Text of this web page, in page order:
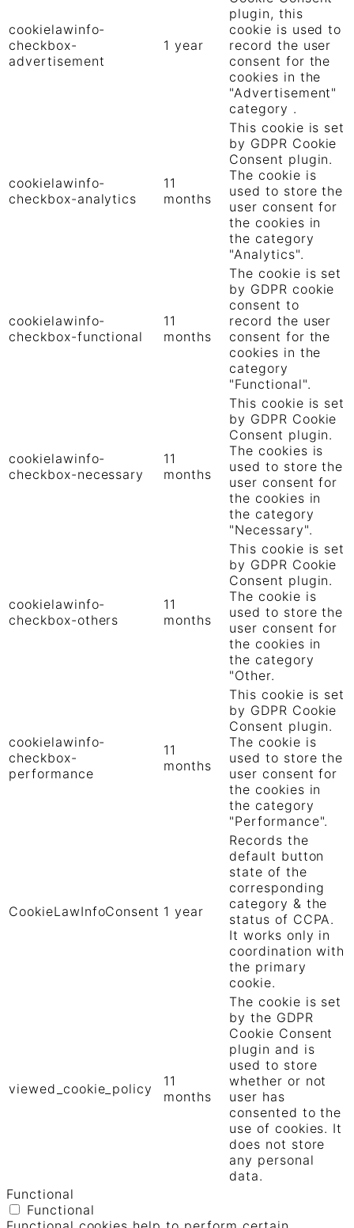
cookielawinfo-
checkbox-
advertisement
1 year
plugin, this
cookie is used to
record the user
consent for the
cookies in the
"Advertisement"
category .
cookielawinfo-
checkbox-analytics
11
months
This cookie is set
by GDPR Cookie
Consent plugin.
The cookie is
used to store the
user consent for
the cookies in
the category
"Analytics".
cookielawinfo-
checkbox-functional
11
months
The cookie is set
by GDPR cookie
consent to
record the user
consent for the
cookies in the
category
"Functional".
cookielawinfo-
checkbox-necessary
11
months
This cookie is set
by GDPR Cookie
Consent plugin.
The cookies is
used to store the
user consent for
the cookies in
the category
"Necessary".
cookielawinfo-
checkbox-others
11
months
This cookie is set
by GDPR Cookie
Consent plugin.
The cookie is
used to store the
user consent for
the cookies in
the category
"Other.
cookielawinfo-
checkbox-
performance
11
months
This cookie is set
by GDPR Cookie
Consent plugin.
The cookie is
used to store the
user consent for
the cookies in
the category
"Performance".
CookieLawInfoConsent 1 year
Records the
default button
state of the
corresponding
category & the
status of CCPA.
It works only in
coordination with
the primary
cookie.
viewed_cookie_policy
11
months
The cookie is set
by the GDPR
Cookie Consent
plugin and is
used to store
whether or not
user has
consented to the
use of cookies. It
does not store
any personal
data.
Functional
Functional